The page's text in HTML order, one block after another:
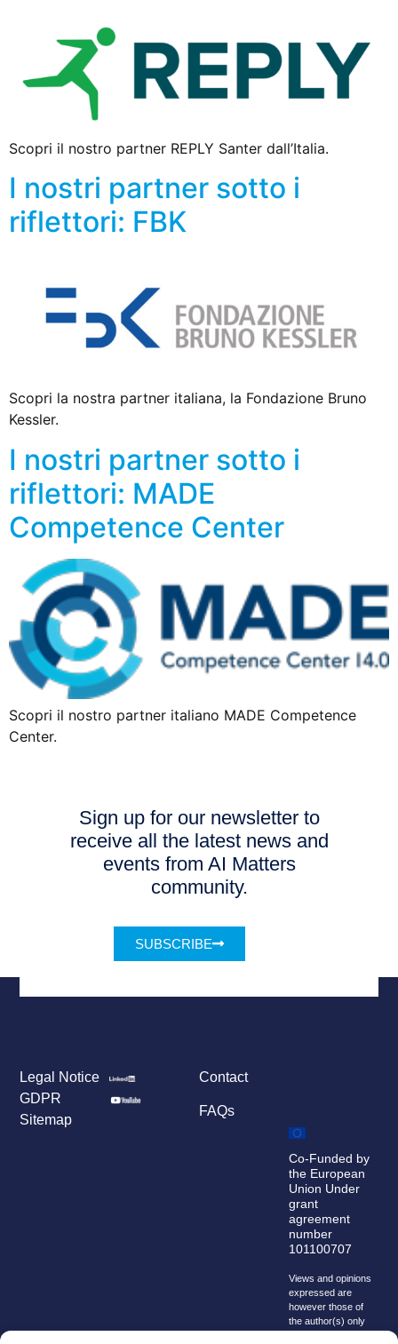
Scopri il nostro partner REPLY Santer dall’Italia.
I nostri partner sotto i
riflettori: FBK
Scopri la nostra partner italiana, la Fondazione Bruno
Kessler.
I nostri partner sotto i
riflettori: MADE
Competence Center
Scopri il nostro partner italiano MADE Competence
Center.
Sign up for our newsletter to
receive all the latest news and
events from AI Matters
community.
SUBSCRIBE
Contact
FAQs
Legal Notice
GDPR
Sitemap
Co-Funded by
the European
Union Under
grant
agreement
number
101100707
Views and opinions
expressed are
however those of
the author(s) only